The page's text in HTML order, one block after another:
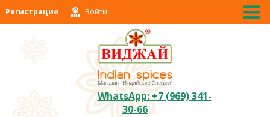
Регистрация Войти
WhatsApp: +7 (969) 341-
30-66